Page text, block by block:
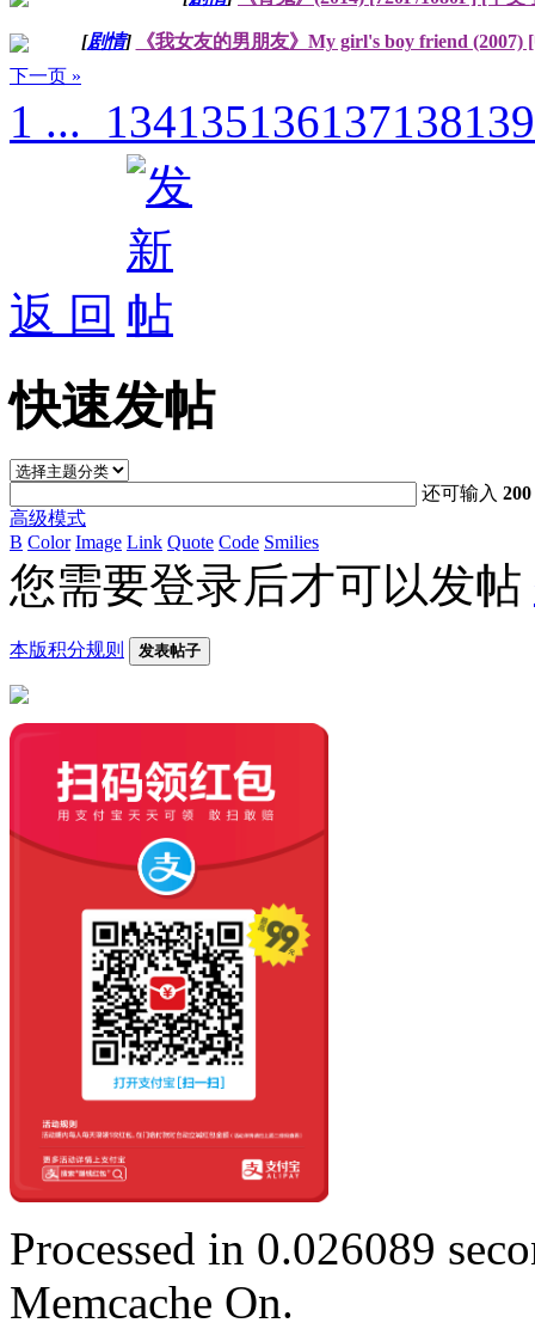
[剧情]
《我女友的男朋友》My girl's boy friend (2007)
下一页 »
1 ... 134135136137138139
返 回
快速发帖
还可输入200
高级模式
B Color Image Link Quote Code Smilies
您需要登录后才可以发帖
本版积分规则 发表帖子
Processed in 0.026089
Memcache On.